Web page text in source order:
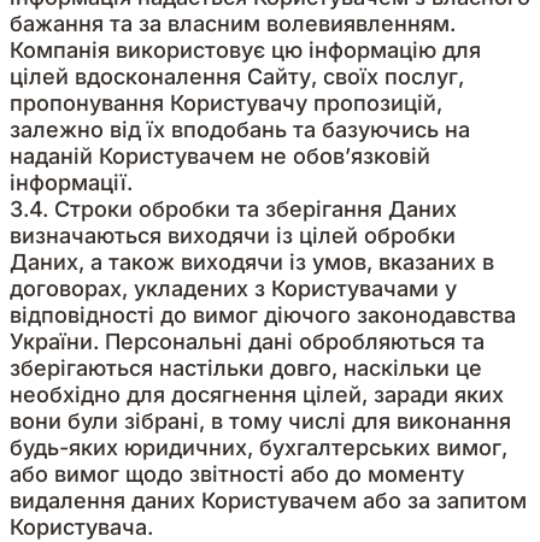
бажання та за власним волевиявленням.
Компанія використовує цю інформацію для
цілей вдосконалення Сайту, своїх послуг,
пропонування Користувачу пропозицій,
залежно від їх вподобань та базуючись на
наданій Користувачем не обов’язковій
інформації.
3.4. Строки обробки та зберігання Даних
визначаються виходячи із цілей обробки
Даних, а також виходячи із умов, вказаних в
договорах, укладених з Користувачами у
відповідності до вимог діючого законодавства
України. Персональні дані обробляються та
зберігаються настільки довго, наскільки це
необхідно для досягнення цілей, заради яких
вони були зібрані, в тому числі для виконання
будь-яких юридичних, бухгалтерських вимог,
або вимог щодо звітності або до моменту
видалення даних Користувачем або за запитом
Користувача.